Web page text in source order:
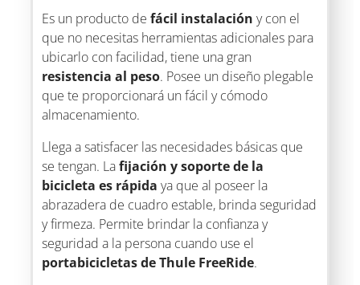
Es un producto defácil instalación y con el
que no necesitas herramientas adicionales para
ubicarlo con facilidad, tiene una gran
resistencia al peso. Posee un diseño plegable
que te proporcionará un fácil y cómodo
almacenamiento.
Llega a satisfacer las necesidades básicas que
se tengan. Lafijación y soporte de la
bicicleta es rápida ya que al poseer la
abrazadera de cuadro estable, brinda seguridad
y firmeza. Permite brindar la confianza y
seguridad a la persona cuando use el
portabicicletas de Thule FreeRide.